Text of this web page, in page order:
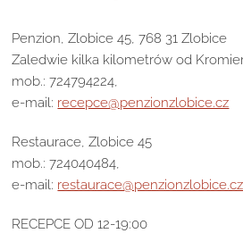
Penzion, Zlobice 45, 768 31 Zlobice
Zaledwie kilka kilometrów od
mob.: 724794224,
e-mail: recepce@penzionzlobice.cz
Restaurace, Zlobice 45
mob.: 724040484,
e-mail: restaurace@penzionzlobice.cz
RECEPCE OD 12-19:00